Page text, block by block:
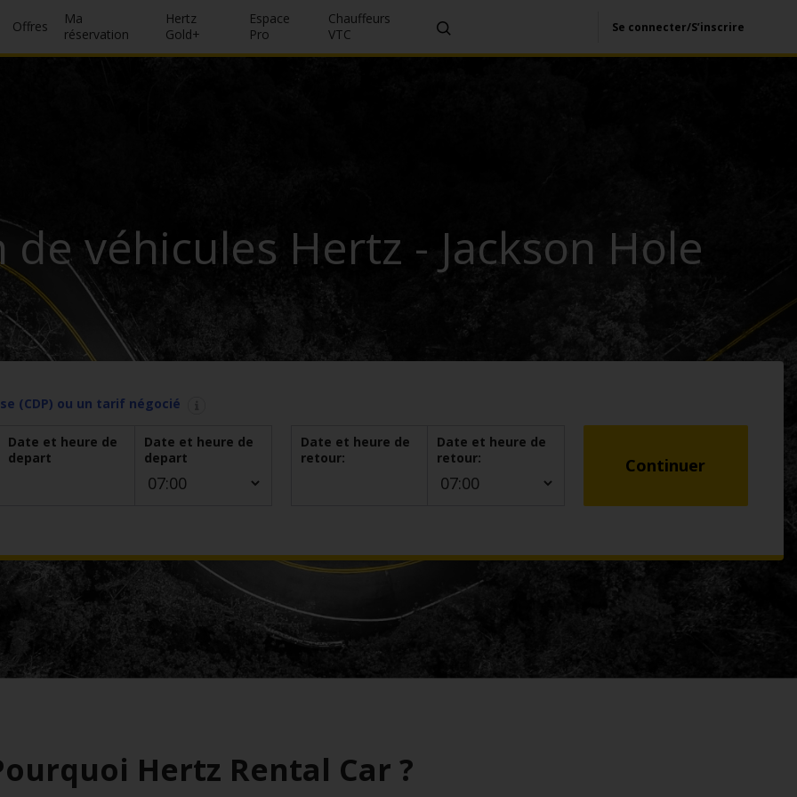
Offres
Ma
réservation
Hertz
Gold+
Espace
Pro
Chauffeurs
VTC
Se connecter/S’inscrire
véhicules Hertz - Jackson Hole
(CDP) ou un tarif négocié
Date et heure de
depart
Date et heure de
depart
Date et heure de
retour:
Date et heure de
retour:
Continuer
Hertz Rental Car ?